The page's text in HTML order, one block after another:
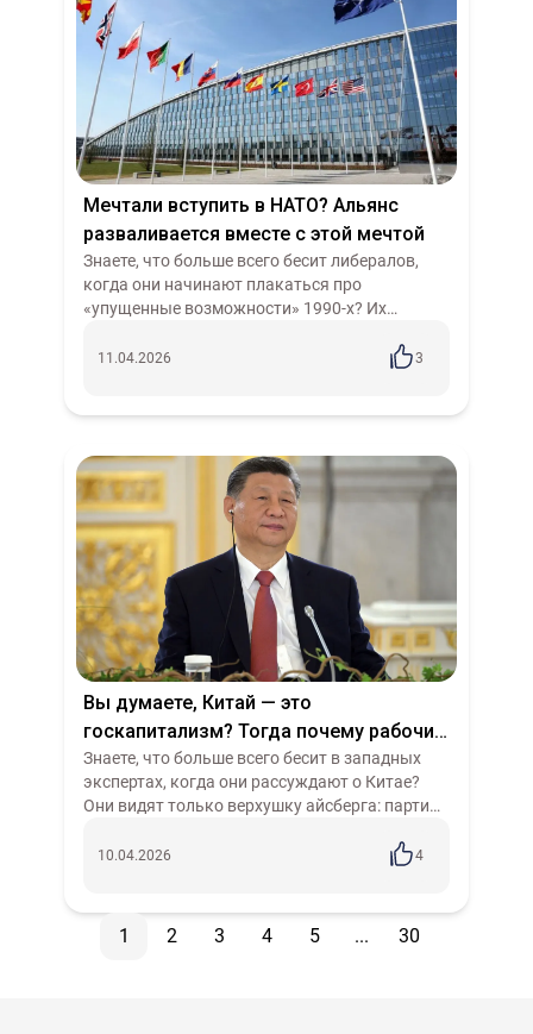
Мечтали вступить в НАТО? Альянс
разваливается вместе с этой мечтой
Знаете, что больше всего бесит либералов,
когда они начинают плакаться про
«упущенные возможности» 1990-х? Их
принял Россию в НАТО и Евросоюз, не было
11.04.2026 3
Вы думаете, Китай — это
госкапитализм? Тогда почему рабочие
там уже в советах директоров?
Знаете, что больше всего бесит в западных
экспертах, когда они рассуждают о Китае?
Они видят только верхушку айсберга: партию,
западному образцу, цензуру. И тут ж...
10.04.2026 4
1 2 3 4 5 ... 30